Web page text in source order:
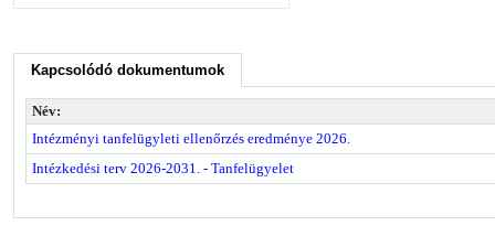
Kapcsolódó dokumentumok
Név:
Intézményi tanfelügyleti ellenőrzés eredménye 2026.
Intézkedési terv 2026-2031. - Tanfelügyelet